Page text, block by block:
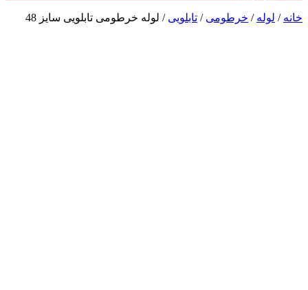
خانه / لوله / خرطومی / تابلویی / لوله خرطومی تابلویی سایز 48